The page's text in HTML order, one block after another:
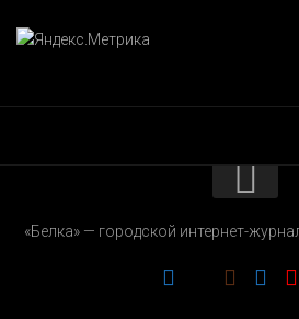
РЕКЛАМОДАТЕЛЯМ
«Белка» — городской интернет-